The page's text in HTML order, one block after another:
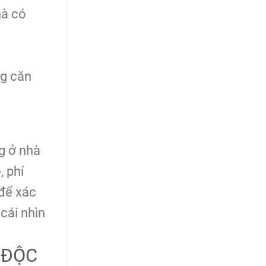
có
căn
ở nhà
phí
xác
nhìn